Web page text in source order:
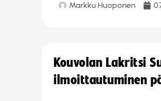
Markku Huoponen
Kouvolan Lakritsi
ilmoittautuminen